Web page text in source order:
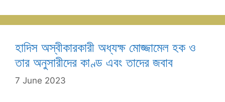
হাদিস অস্বীকারকারী অধ্যক্ষ মোজ্জামেল হক ও
তার অনুসারীদের কাণ্ড এবং তাদের জবাব
7 June 2023